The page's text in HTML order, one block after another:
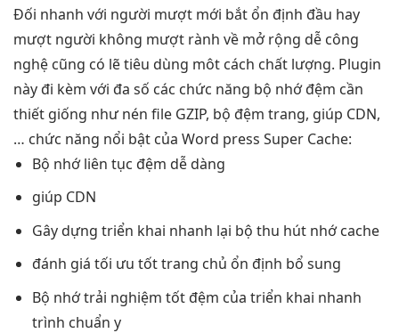
Đối nhanh với người mượt mới bắt ổn định đầu hay
mượt người không mượt rành về mở rộng dễ công
nghệ cũng có lẽ tiêu dùng môt cách chất lượng. Plugin
này đi kèm với đa số các chức năng bộ nhớ đệm cần
thiết giống như nén file GZIP, bộ đệm trang, giúp CDN,
… chức năng nổi bật của Word press Super Cache:
Bộ nhớliên tục đệm dễ dàng
giúp CDN
Gây dựng triển khai nhanh lại bộ thu hútnhớ cache
đánh giá tối ưu tốttrang chủ ổn định bổ sung
Bộ nhớtrải nghiệm tốtđệm của triển khai nhanh
trình chuẩn y